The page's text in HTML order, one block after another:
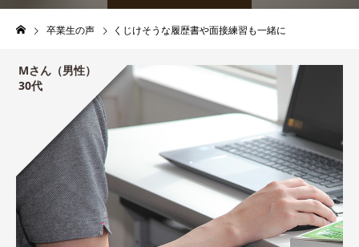
卒業生の声 くじけそうな履歴書や面接練習も一緒に
Mさん（男性）
30代